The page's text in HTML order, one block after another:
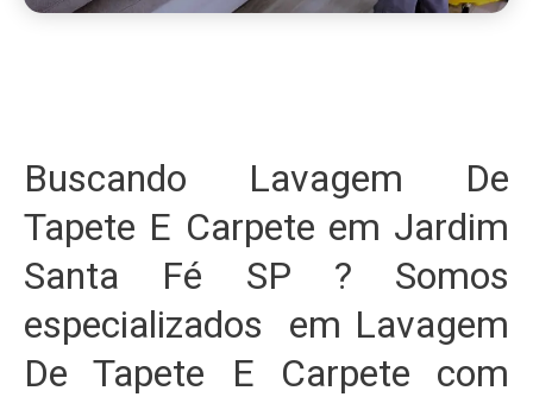
Buscando Lavagem De
Tapete E Carpete em Jardim
Santa Fé SP ? Somos
especializados em Lavagem
De Tapete E Carpete com